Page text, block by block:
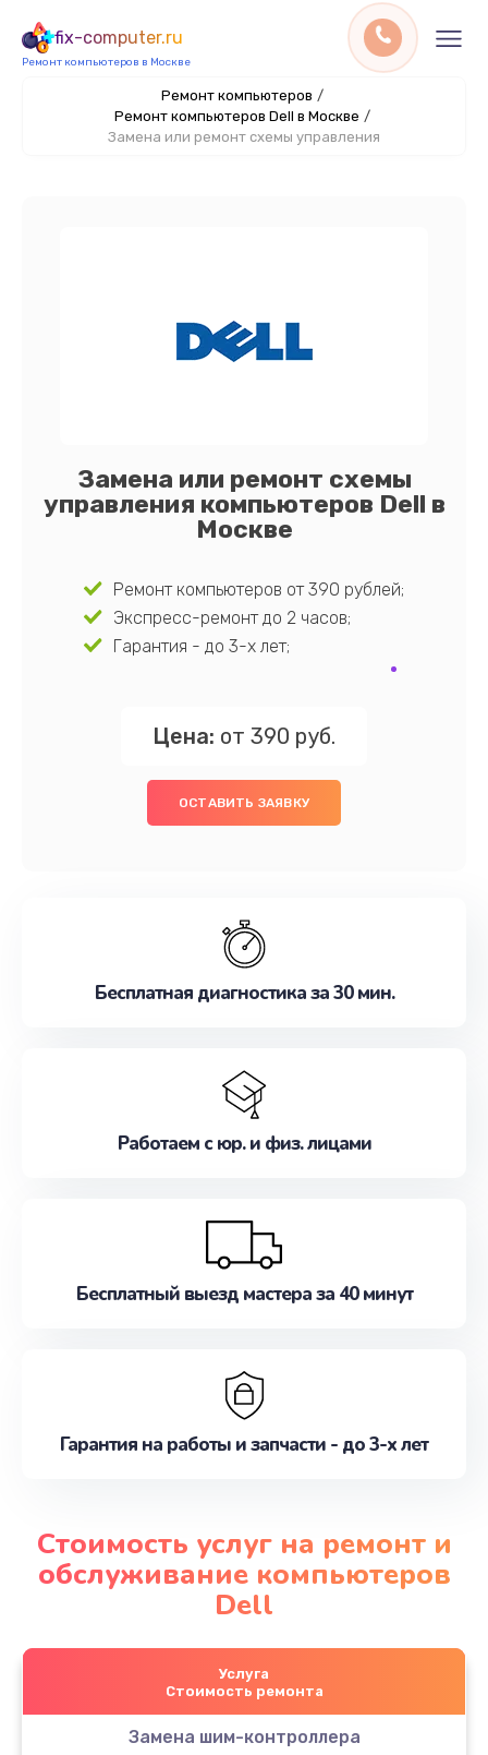
fix-computer.ru
Ремонт компьютеров в Москве
Ремонт компьютеров /
Ремонт компьютеров Dell в Москве /
Замена или ремонт схемы управления
Замена или ремонт схемы
управления компьютеров Dell в
Москве
Ремонт компьютеров от 390 рублей;
Экспресс-ремонт до 2 часов;
Гарантия - до 3-х лет;
Цена: от 390 руб.
ОСТАВИТЬ ЗАЯВКУ
Бесплатная диагностика за 30 мин.
Работаем с юр. и физ. лицами
Бесплатный выезд мастера за 40 минут
Гарантия на работы и запчасти - до 3-х лет
Стоимость услуг на ремонт и
обслуживание компьютеров
Dell
Услуга
Стоимость ремонта
Замена шим-контроллера